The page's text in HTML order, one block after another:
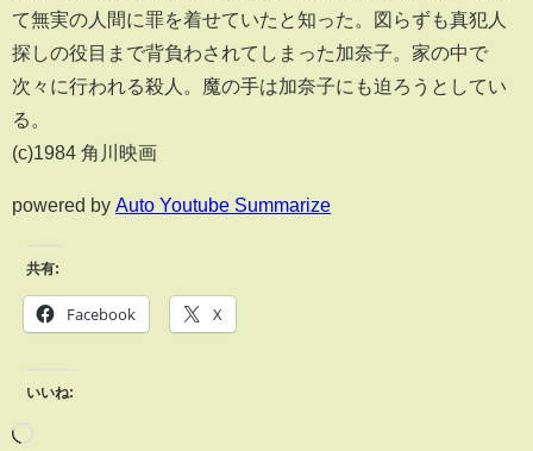
て無実の人間に罪を着せていたと知った。図らずも真犯人
探しの役目まで背負わされてしまった加奈子。家の中で
次々に行われる殺人。魔の手は加奈子にも迫ろうとしてい
る。
(c)1984 角川映画
powered by Auto Youtube Summarize
共有:
Facebook X
いいね: